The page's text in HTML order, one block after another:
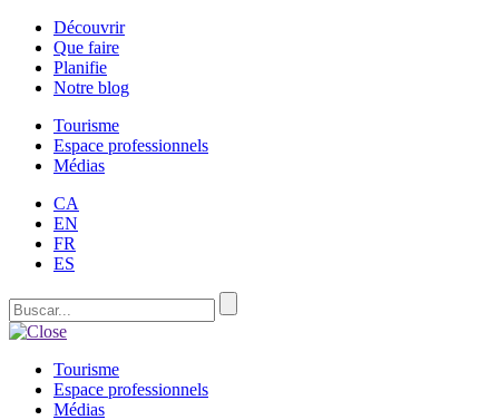
Découvrir
Que faire
Planifie
Notre blog
Tourisme
Espace professionnels
Médias
CA
EN
FR
ES
Tourisme
Espace professionnels
Médias